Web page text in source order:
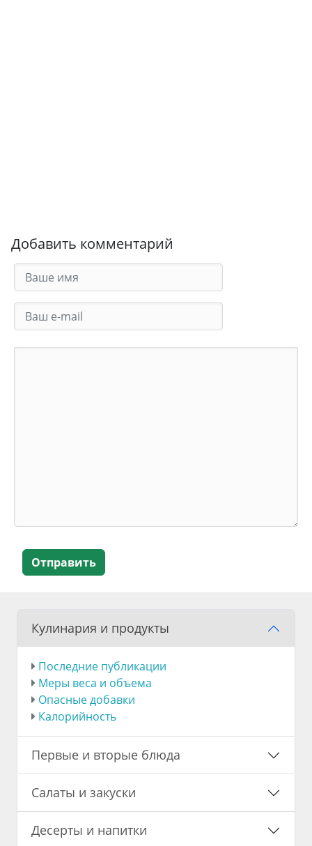
Добавить комментарий
Отправить
Кулинария и продукты
Последние публикации
Меры веса и объема
Опасные добавки
Калорийность
Первые и вторые блюда
Салаты и закуски
Десерты и напитки